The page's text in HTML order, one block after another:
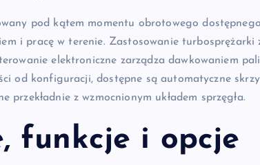
pod kątem momentu obrotowego
i pracę w terenie. Zastosowanie turbosprężarki
elektroniczne zarządza dawkowaniem
od konfiguracji, dostępne są automatyczne
przekładnie z wzmocnionym układem sprzęgła.
funkcje i opcje